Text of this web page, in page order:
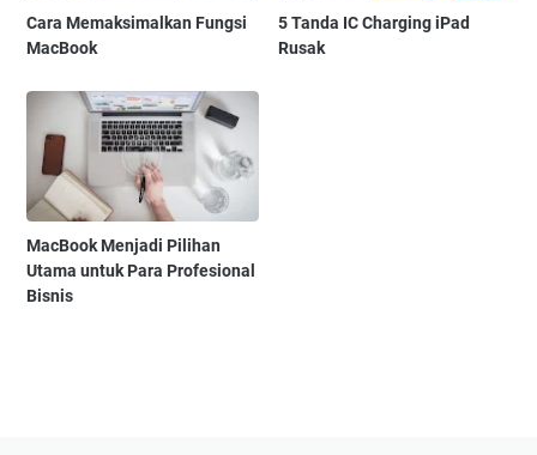
Cara Memaksimalkan Fungsi
MacBook
5 Tanda IC Charging iPad
Rusak
MacBook Menjadi Pilihan
Utama untuk Para Profesional
Bisnis